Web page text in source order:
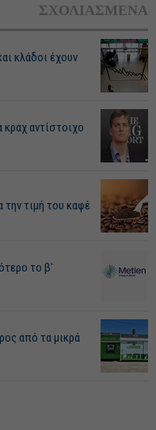
ΣΧΟΛΙΑΣΜΕΝΑ
κλάδοι έχουν
κραχ αντίστοιχο
την τιμή του καφέ
το β'
από τα μικρά